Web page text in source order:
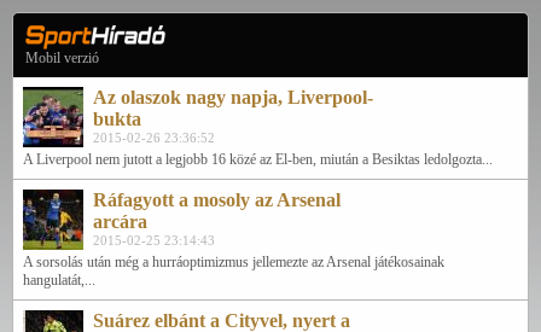
Mobil verzió
Az olaszok nagy napja, Liverpool-
bukta
2015-02-26 23:36:52
A Liverpool nem jutott a legjobb 16 közé az El-ben, miután a Besiktas ledolgozta...
Ráfagyott a mosoly az Arsenal
arcára
2015-02-25 23:14:43
A sorsolás után még a hurráoptimizmus jellemezte az Arsenal játékosainak
hangulatát,...
Suárez elbánt a Cityvel, nyert a